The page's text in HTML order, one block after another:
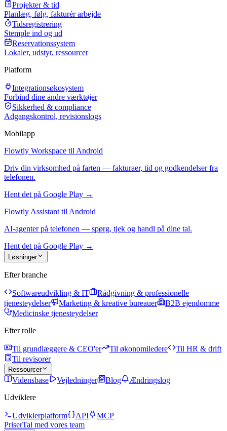
Projekter & tid
Planlæg, følg, fakturér arbejde
Tidsregistrering
Stemple ind og ud
Reservationssystem
Lokaler, udstyr, ressourcer
Platform
Integrationsøkosystem
Forbind dine andre værktøjer
Sikkerhed & compliance
Adgangskontrol, revisionslogs
Mobilapp
Flowtly Workspace til Android
Driv din virksomhed på farten — fakturaer, tid og godkendelser fra
telefonen.
Hent det på Google Play →
Flowtly Assistant til Android
AI-agenter på telefonen — spørg, tjek og handl på dine tal.
Hent det på Google Play →
Løsninger
Efter branche
Softwareudvikling & IT
Rådgivning & professionelle
tjenesteydelser
Marketing & kreative bureauer
B2B ejendomme
Medicinske tjenesteydelser
Efter rolle
Til grundlæggere & CEO'er Til økonomiledere
Til HR & drift
Til revisorer
Ressourcer
Vidensbase Vejledninger Blog
Ændringslog
Udviklere
Udviklerplatform API
MCP
PriserTal med vores team